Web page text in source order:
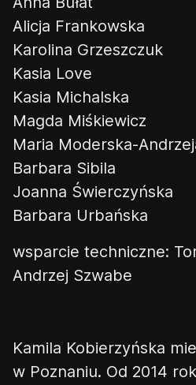
Alicja Frankowska
Karolina Grzeszczuk
Kasia Love
Kasia Michalska
Magda Miśkiewicz
Maria Moderska-
Barbara Sibila
Joanna Świerczyńska
Barbara Urbańska
wsparcie techniczne:
Andrzej Szwabe
Kamila Kobierzyńska m
w Poznaniu. Od 2014